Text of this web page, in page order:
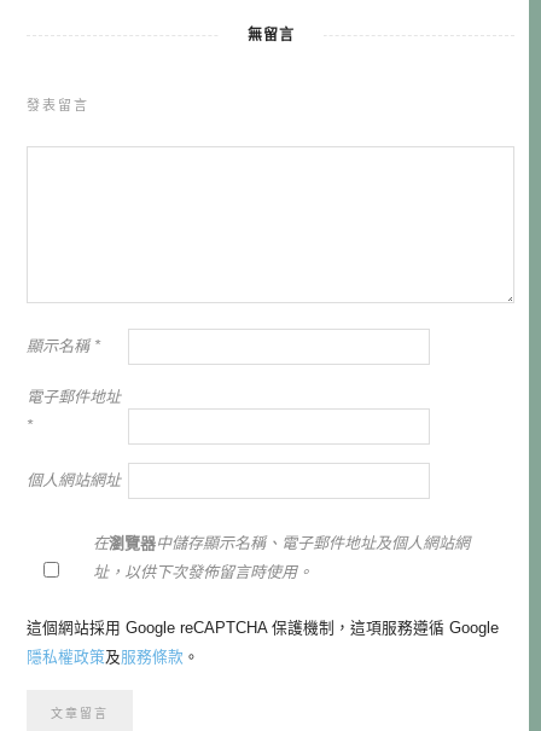
無留言
發表留言
顯示名稱 *
電子郵件地址
*
個人網站網址
在瀏覽器中儲存顯示名稱、電子郵件地址及個人網站網
址，以供下次發佈留言時使用。
這個網站採用 Google reCAPTCHA 保護機制，這項服務遵循 Google
隱私權政策及服務條款 。